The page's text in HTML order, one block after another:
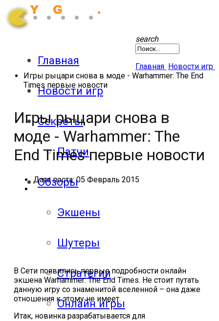
Главная
Новости игр
Секреты
Патчи
Обзоры
Экшены
Шутеры
Стратегии
Онлайн игры
search
Главная Новости игр
Игры рыцари снова в моде - Warhammer: The End
Times первые новости
Игры рыцари снова в
моде - Warhammer: The
End Times первые новости
Дата поста: 05 Февраль 2015
В Сети появились первые подробности онлайн
экшена Warhammer: The End Times. Не стоит путать
данную игру со знаменитой вселенной – она даже
отношения к этому не имеет.
Итак, новинка разрабатывается для